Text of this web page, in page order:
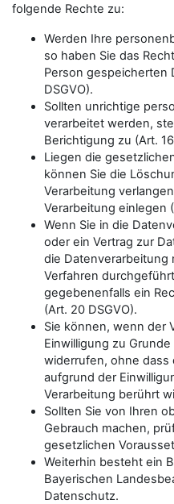
folgende Rechte zu:
Werden Ihre
so haben Sie das
Person gespeicherten
DSGVO).
Sollten unrichtige
verarbeitet werden,
Berichtigung zu (Art.
Liegen die
können Sie die
Verarbeitung
Verarbeitung einlegen
Wenn Sie in die
oder ein Vertrag zur
die Datenverarbeitung
Verfahren
gegebenenfalls ein
(Art. 20 DSGVO).
Sie können, wenn der
Einwilligung zu
widerrufen, ohne dass
aufgrund der
Verarbeitung berührt
Sollten Sie von Ihren
Gebrauch machen,
gesetzlichen
Weiterhin besteht ein
Bayerischen
Datenschutz.